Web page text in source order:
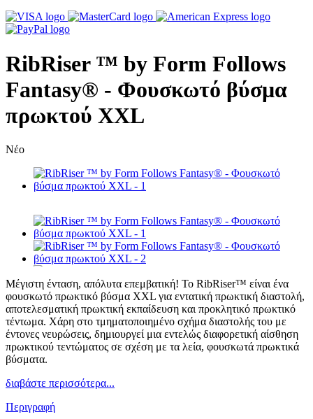
RibRiser ™ by Form Follows
Fantasy® - Φουσκωτό βύσμα
πρωκτού XXL
Νέο
Μέγιστη ένταση, απόλυτα επεμβατική! Το RibRiser™ είναι ένα
φουσκωτό πρωκτικό βύσμα XXL για εντατική πρωκτική διαστολή,
αποτελεσματική πρωκτική εκπαίδευση και προκλητικό πρωκτικό
τέντωμα. Χάρη στο τμηματοποιημένο σχήμα διαστολής του με
έντονες νευρώσεις, δημιουργεί μια εντελώς διαφορετική αίσθηση
πρωκτικού τεντώματος σε σχέση με τα λεία, φουσκωτά πρωκτικά
βύσματα.
διαβάστε περισσότερα...
Περιγραφή